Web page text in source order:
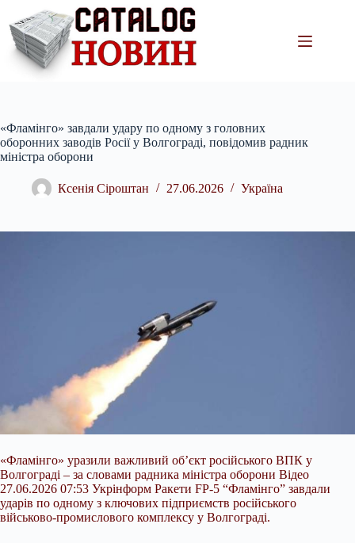
вмісту
«Фламінго» завдали удару по одному з головних
оборонних заводів Росії у Волгограді, повідомив радник
міністра оборони
Ксенія Сіроштан 27.06.2026 Україна
«Фламінго» уразили важливий об’єкт російського ВПК у
Волгограді – за словами радника міністра оборони Відео
27.06.2026 07:53 Укрінформ Ракети FP-5 “Фламінго” завдали
ударів по одному з ключових підприємств російського
військово-промислового комплексу у Волгограді.